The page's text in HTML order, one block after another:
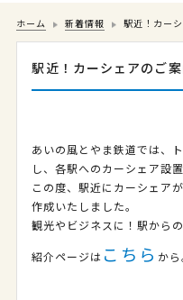
ホーム 新着情報 駅近！カー
駅近！カーシェアのご案
あいの風とやま鉄道では、
し、各駅へのカーシェア設
この度、駅近にカーシェア
作成いたしました。
観光やビジネスに！駅から
紹介ページは こちら から